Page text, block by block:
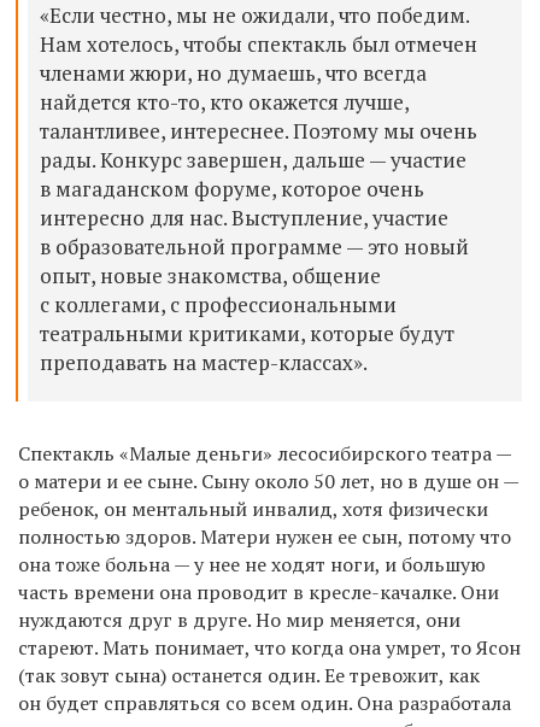
«Если честно, мы не ожидали, что победим.
Нам хотелось, чтобы спектакль был отмечен
членами жюри, но думаешь, что всегда
найдется кто-то, кто окажется лучше,
талантливее, интереснее. Поэтому мы очень
рады. Конкурс завершен, дальше — участие
в магаданском форуме, которое очень
интересно для нас. Выступление, участие
в образовательной программе — это новый
опыт, новые знакомства, общение
с коллегами, с профессиональными
театральными критиками, которые будут
преподавать на мастер-классах».
Спектакль «Малые деньги» лесосибирского театра —
о матери и ее сыне. Сыну около 50 лет, но в душе он —
ребенок, он ментальный инвалид, хотя физически
полностью здоров. Матери нужен ее сын, потому что
она тоже больна — у нее не ходят ноги, и большую
часть времени она проводит в кресле-качалке. Они
нуждаются друг в друге. Но мир меняется, они
стареют. Мать понимает, что когда она умрет, то Ясон
(так зовут сына) останется один. Ее тревожит, как
он будет справляться со всем один. Она разработала